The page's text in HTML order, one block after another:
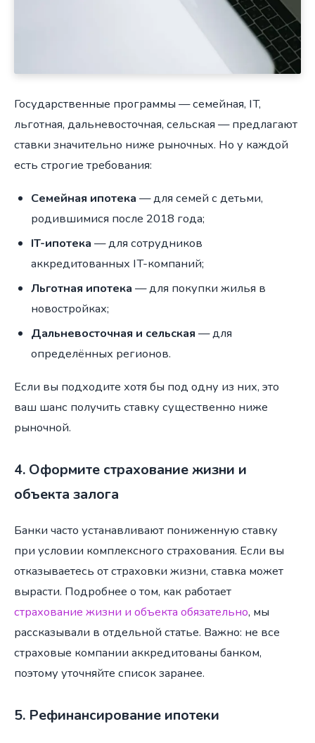
Государственные программы — семейная, IT,
льготная, дальневосточная, сельская — предлагают
ставки значительно ниже рыночных. Но у каждой
есть строгие требования:
Семейная ипотека — для семей с детьми,
родившимися после 2018 года;
IT-ипотека — для сотрудников
аккредитованных IT-компаний;
Льготная ипотека — для покупки жилья в
новостройках;
Дальневосточная и сельская — для
определённых регионов.
Если вы подходите хотя бы под одну из них, это
ваш шанс получить ставку существенно ниже
рыночной.
4. Оформите страхование жизни и
объекта залога
Банки часто устанавливают пониженную ставку
при условии комплексного страхования. Если вы
отказываетесь от страховки жизни, ставка может
вырасти. Подробнее о том, как работает
страхование жизни и объекта обязательно, мы
рассказывали в отдельной статье. Важно: не все
страховые компании аккредитованы банком,
поэтому уточняйте список заранее.
5. Рефинансирование ипотеки